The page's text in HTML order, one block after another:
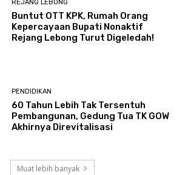
REJANG LEBONG
Buntut OTT KPK, Rumah Orang
Kepercayaan Bupati Nonaktif
Rejang Lebong Turut Digeledah!
PENDIDIKAN
60 Tahun Lebih Tak Tersentuh
Pembangunan, Gedung Tua TK GOW
Akhirnya Direvitalisasi
Muat lebih banyak